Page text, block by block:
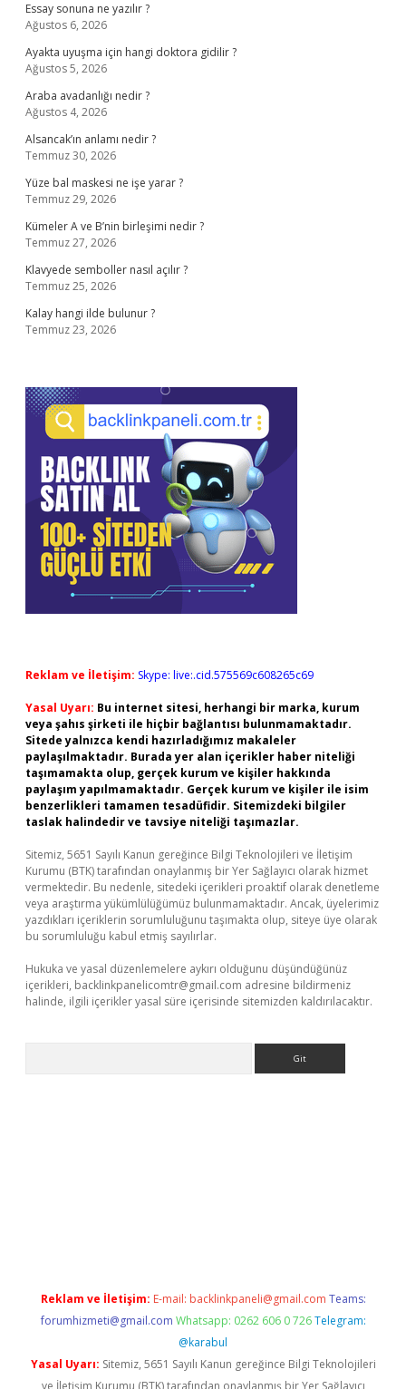
Essay sonuna ne yazılır ?
Ağustos 6, 2026
Ayakta uyuşma için hangi doktora gidilir ?
Ağustos 5, 2026
Araba avadanlığı nedir ?
Ağustos 4, 2026
Alsancak’ın anlamı nedir ?
Temmuz 30, 2026
Yüze bal maskesi ne işe yarar ?
Temmuz 29, 2026
Kümeler A ve B’nin birleşimi nedir ?
Temmuz 27, 2026
Klavyede semboller nasıl açılır ?
Temmuz 25, 2026
Kalay hangi ilde bulunur ?
Temmuz 23, 2026
Reklam ve İletişim: Skype: live:.cid.575569c608265c69
Yasal Uyarı: Bu internet sitesi, herhangi bir marka, kurum
veya şahıs şirketi ile hiçbir bağlantısı bulunmamaktadır.
Sitede yalnızca kendi hazırladığımız makaleler
paylaşılmaktadır. Burada yer alan içerikler haber niteliği
taşımamakta olup, gerçek kurum ve kişiler hakkında
paylaşım yapılmamaktadır. Gerçek kurum ve kişiler ile isim
benzerlikleri tamamen tesadüfidir. Sitemizdeki bilgiler
taslak halindedir ve tavsiye niteliği taşımazlar.
Sitemiz, 5651 Sayılı Kanun gereğince Bilgi Teknolojileri ve İletişim
Kurumu (BTK) tarafından onaylanmış bir Yer Sağlayıcı olarak hizmet
vermektedir. Bu nedenle, sitedeki içerikleri proaktif olarak denetleme
veya araştırma yükümlülüğümüz bulunmamaktadır. Ancak, üyelerimiz
yazdıkları içeriklerin sorumluluğunu taşımakta olup, siteye üye olarak
bu sorumluluğu kabul etmiş sayılırlar.
Hukuka ve yasal düzenlemelere aykırı olduğunu düşündüğünüz
içerikleri, backlinkpanelicomtr@gmail.com adresine bildirmeniz
halinde, ilgili içerikler yasal süre içerisinde sitemizden kaldırılacaktır.
Reklam ve İletişim: E-mail: backlinkpaneli@gmail.com Teams:
forumhizmeti@gmail.com Whatsapp: 0262 606 0 726 Telegram:
@karabul
Yasal Uyarı: Sitemiz, 5651 Sayılı Kanun gereğince Bilgi Teknolojileri
ve İletişim Kurumu (BTK) tarafından onaylanmış bir Yer Sağlayıcı